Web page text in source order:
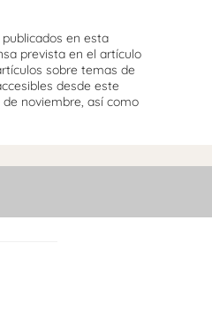
en esta
prevista en el artículo
sobre temas de
desde este
noviembre, así como